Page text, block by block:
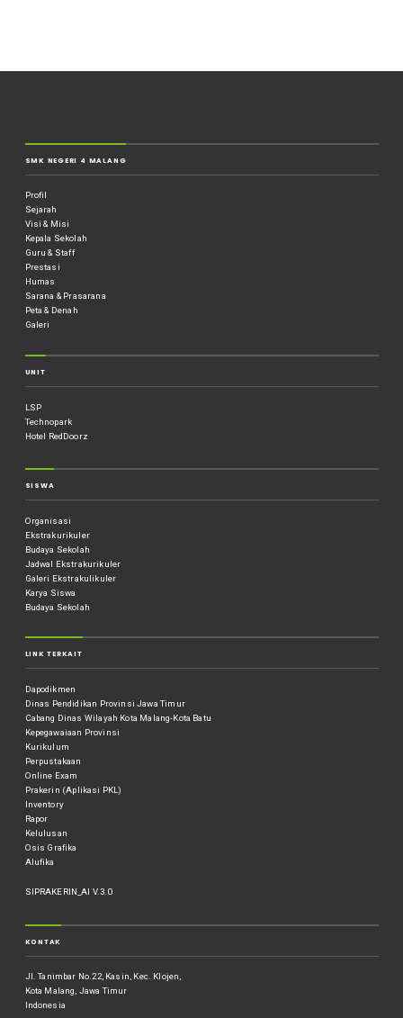
SMK NEGERI 4 MALANG
Profil
Sejarah
Visi & Misi
Kepala Sekolah
Guru & Staff
Prestasi
Humas
Sarana & Prasarana
Peta & Denah
Galeri
UNIT
LSP
Technopark
Hotel RedDoorz
SISWA
Organisasi
Ekstrakurikuler
Budaya Sekolah
Jadwal Ekstrakurikuler
Galeri Ekstrakulikuler
Karya Siswa
Budaya Sekolah
LINK TERKAIT
Dapodikmen
Dinas Pendidikan Provinsi Jawa Timur
Cabang Dinas Wilayah Kota Malang-Kota Batu
Kepegawaiaan Provinsi
Kurikulum
Perpustakaan
Online Exam
Prakerin (Aplikasi PKL)
Inventory
Rapor
Kelulusan
Osis Grafika
Alufika
SIPRAKERIN_AI V.3.0
KONTAK
Jl. Tanimbar No.22, Kasin, Kec. Klojen,
Kota Malang, Jawa Timur
Indonesia